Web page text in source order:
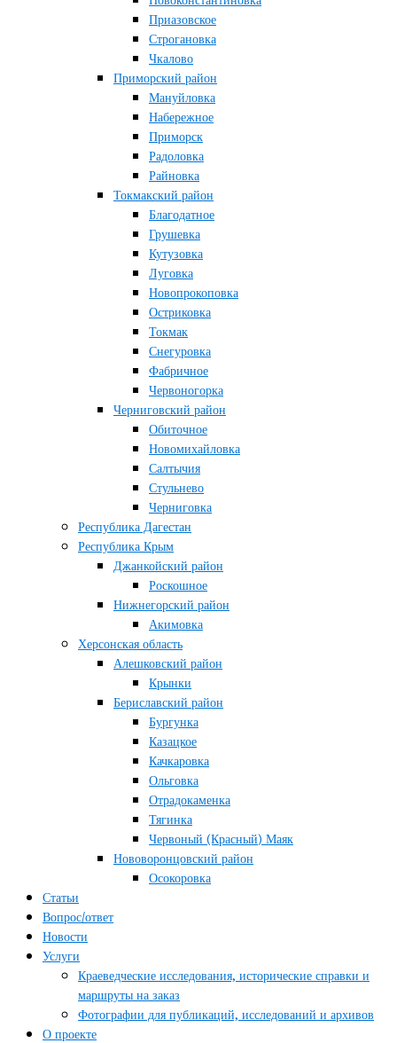
Приазовское
Строгановка
Чкалово
Приморский район
Мануйловка
Набережное
Приморск
Радоловка
Райновка
Токмакский район
Благодатное
Грушевка
Кутузовка
Луговка
Новопрокоповка
Остриковка
Токмак
Снегуровка
Фабричное
Червоногорка
Черниговский район
Обиточное
Новомихайловка
Салтычия
Стульнево
Черниговка
Республика Дагестан
Республика Крым
Джанкойский район
Роскошное
Нижнегорский район
Акимовка
Херсонская область
Алешковский район
Крынки
Бериславский район
Бургунка
Казацкое
Качкаровка
Ольговка
Отрадокаменка
Тягинка
Червоный (Красный) Маяк
Нововоронцовский район
Осокоровка
Статьи
Вопрос/ответ
Новости
Услуги
Краеведческие исследования, исторические справки и
маршруты на заказ
Фотографии для публикаций, исследований и архивов
О проекте